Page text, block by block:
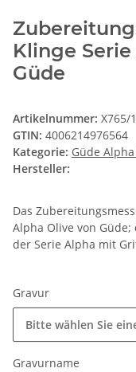
Klinge
Güde
Artikelnummer: X765/
GTIN: 4006214976564
Kategorie: Güde
Hersteller:
Das
Alpha Olive von
der Serie Alpha mit
Gravur
Bitte wählen Sie
Gravurname